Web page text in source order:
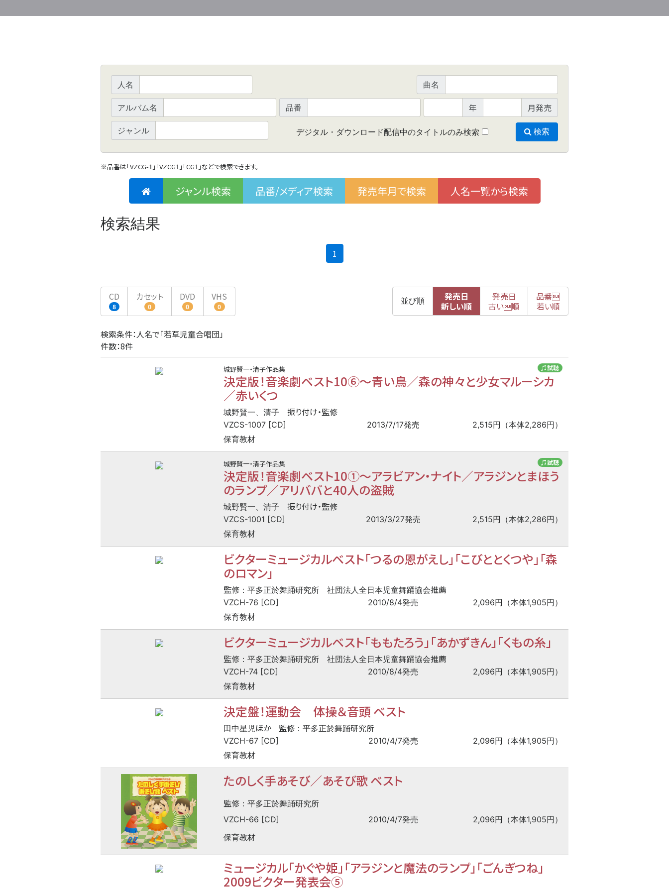
人名 曲名
アルバム名 品番 年 月発売
ジャンル デジタル・ダウンロード配信中のタイトルのみ検索 検索
※品番は「VZCG-1」「VZCG1」「CG1」などで検索できます。
ジャンル検索 品番/メディア検索 発売年月で検索 人名一覧から検索
検索結果
1
CD
8
カセット
0
DVD
0
VHS
0
並び順
発売日
新しい順
発売日
古い順
品番
若い順
検索条件：人名で「若草児童合唱団」
件数：8件
♫試聴
城野賢一・清子作品集
決定版！音楽劇ベスト10⑥〜青い鳥／森の神々と少女マルーシカ
／赤いくつ
城野賢一、清子 振り付け・監修
VZCS-1007 [CD] 2013/7/17発売
2,515円（本体2,286円）
保育教材
♫試聴
城野賢一・清子作品集
決定版！音楽劇ベスト10①〜アラビアン・ナイト／アラジンとまほう
のランプ／アリババと40人の盗賊
城野賢一、清子 振り付け・監修
VZCS-1001 [CD] 2013/3/27発売
2,515円（本体2,286円）
保育教材
ビクターミュージカルベスト「つるの恩がえし」「こびととくつや」「森
のロマン」
監修 ：平多正於舞踊研究所 社団法人全日本児童舞踊協会推薦
VZCH-76 [CD] 2010/8/4発売
2,096円（本体1,905円）
保育教材
ビクターミュージカルベスト「ももたろう」「あかずきん」「くもの糸」
監修 ：平多正於舞踊研究所 社団法人全日本児童舞踊協会推薦
VZCH-74 [CD] 2010/8/4発売
2,096円（本体1,905円）
保育教材
決定盤！運動会 体操＆音頭 ベスト
田中星児ほか 監修 ：平多正於舞踊研究所
VZCH-67 [CD]
2010/4/7発売
2,096円（本体1,905円）
保育教材
たのしく手あそび／あそび歌 ベスト
監修 ：平多正於舞踊研究所
VZCH-66 [CD]
2010/4/7発売
2,096円（本体1,905円）
保育教材
ミュージカル「かぐや姫」「アラジンと魔法のランプ」「ごんぎつね」
2009ビクター発表会⑤